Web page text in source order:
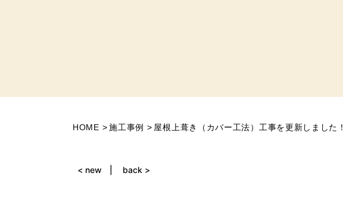
HOME 施工事例 屋根上葺き（カバー工法）工事を更新しました！
< new back >